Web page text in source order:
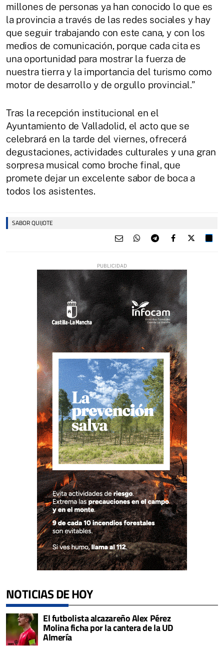
millones de personas ya han conocido lo que es
la provincia a través de las redes sociales y hay
que seguir trabajando con este cana, y con los
medios de comunicación, porque cada cita es
una oportunidad para mostrar la fuerza de
nuestra tierra y la importancia del turismo como
motor de desarrollo y de orgullo provincial.”
Tras la recepción institucional en el
Ayuntamiento de Valladolid, el acto que se
celebrará en la tarde del viernes, ofrecerá
degustaciones, actividades culturales y una gran
sorpresa musical como broche final, que
promete dejar un excelente sabor de boca a
todos los asistentes.
SABOR QUIJOTE
NOTICIAS DE HOY
El futbolista alcazareño Alex Pérez
Molina ficha por la cantera de la UD
Almería